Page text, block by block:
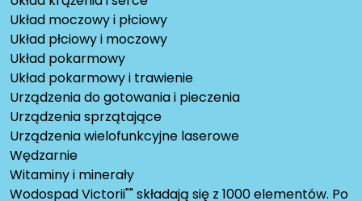
Układ moczowy i płciowy
Układ płciowy i moczowy
Układ pokarmowy
Układ pokarmowy i trawienie
Urządzenia do gotowania i pieczenia
Urządzenia sprzątające
Urządzenia wielofunkcyjne laserowe
Wędzarnie
Witaminy i minerały
Wodospad Victorii"" składają się z 1000 elementów. Po